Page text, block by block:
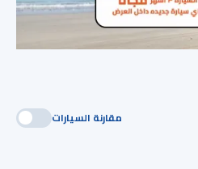
مقارنة السيارات